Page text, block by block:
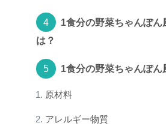
1食分の野菜ちゃんぽ
は？
1食分の野菜ちゃんぽ
原材料
アレルギー物質